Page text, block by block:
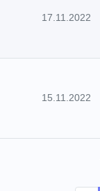
17.11.2022
15.11.2022